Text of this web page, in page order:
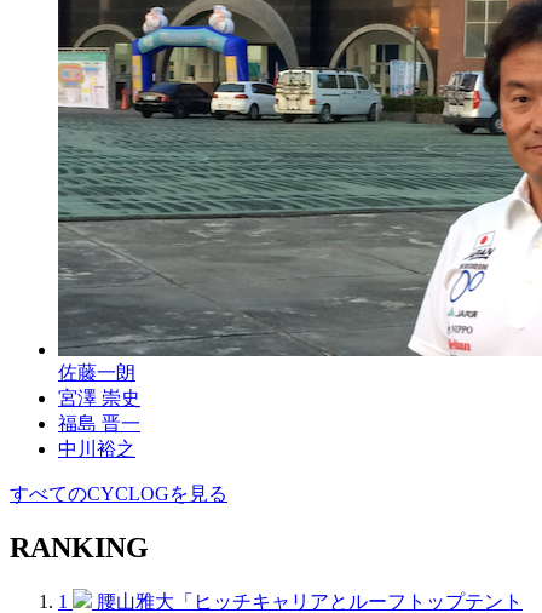
佐藤一朗
宮澤 崇史
福島 晋一
中川裕之
すべてのCYCLOGを見る
RANKING
1
腰山雅大「ヒッチキャリアとルーフトップテント